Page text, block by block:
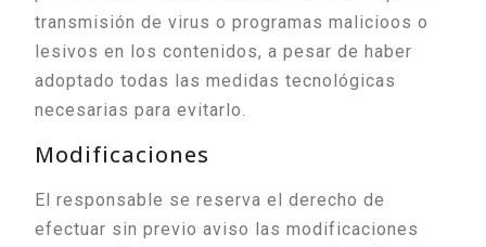
transmisión de virus o programas malicioos o
lesivos en los contenidos, a pesar de haber
adoptado todas las medidas tecnológicas
necesarias para evitarlo.
Modificaciones
El responsable se reserva el derecho de
efectuar sin previo aviso las modificaciones